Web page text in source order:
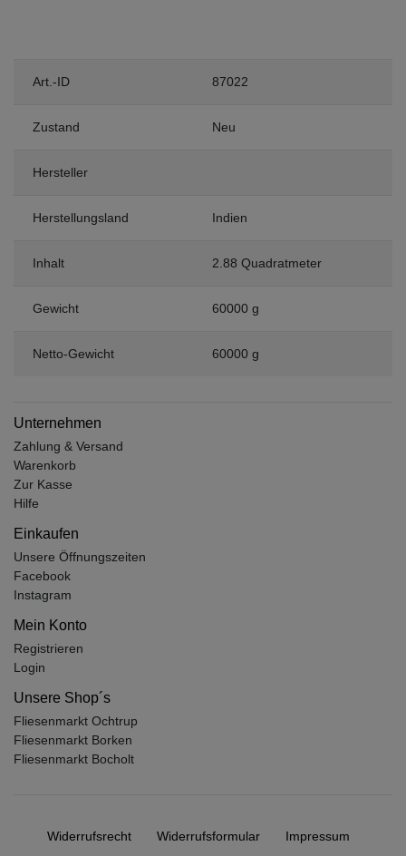
Art.-ID 87022
Zustand Neu
Hersteller
Herstellungsland Indien
Inhalt 2.88 Quadratmeter
Gewicht 60000 g
Netto-Gewicht 60000 g
Unternehmen
Zahlung & Versand
Warenkorb
Zur Kasse
Hilfe
Einkaufen
Unsere Öffnungszeiten
Facebook
Instagram
Mein Konto
Registrieren
Login
Unsere Shop´s
Fliesenmarkt Ochtrup
Fliesenmarkt Borken
Fliesenmarkt Bocholt
Widerrufs­recht Widerrufs­formular Impressum